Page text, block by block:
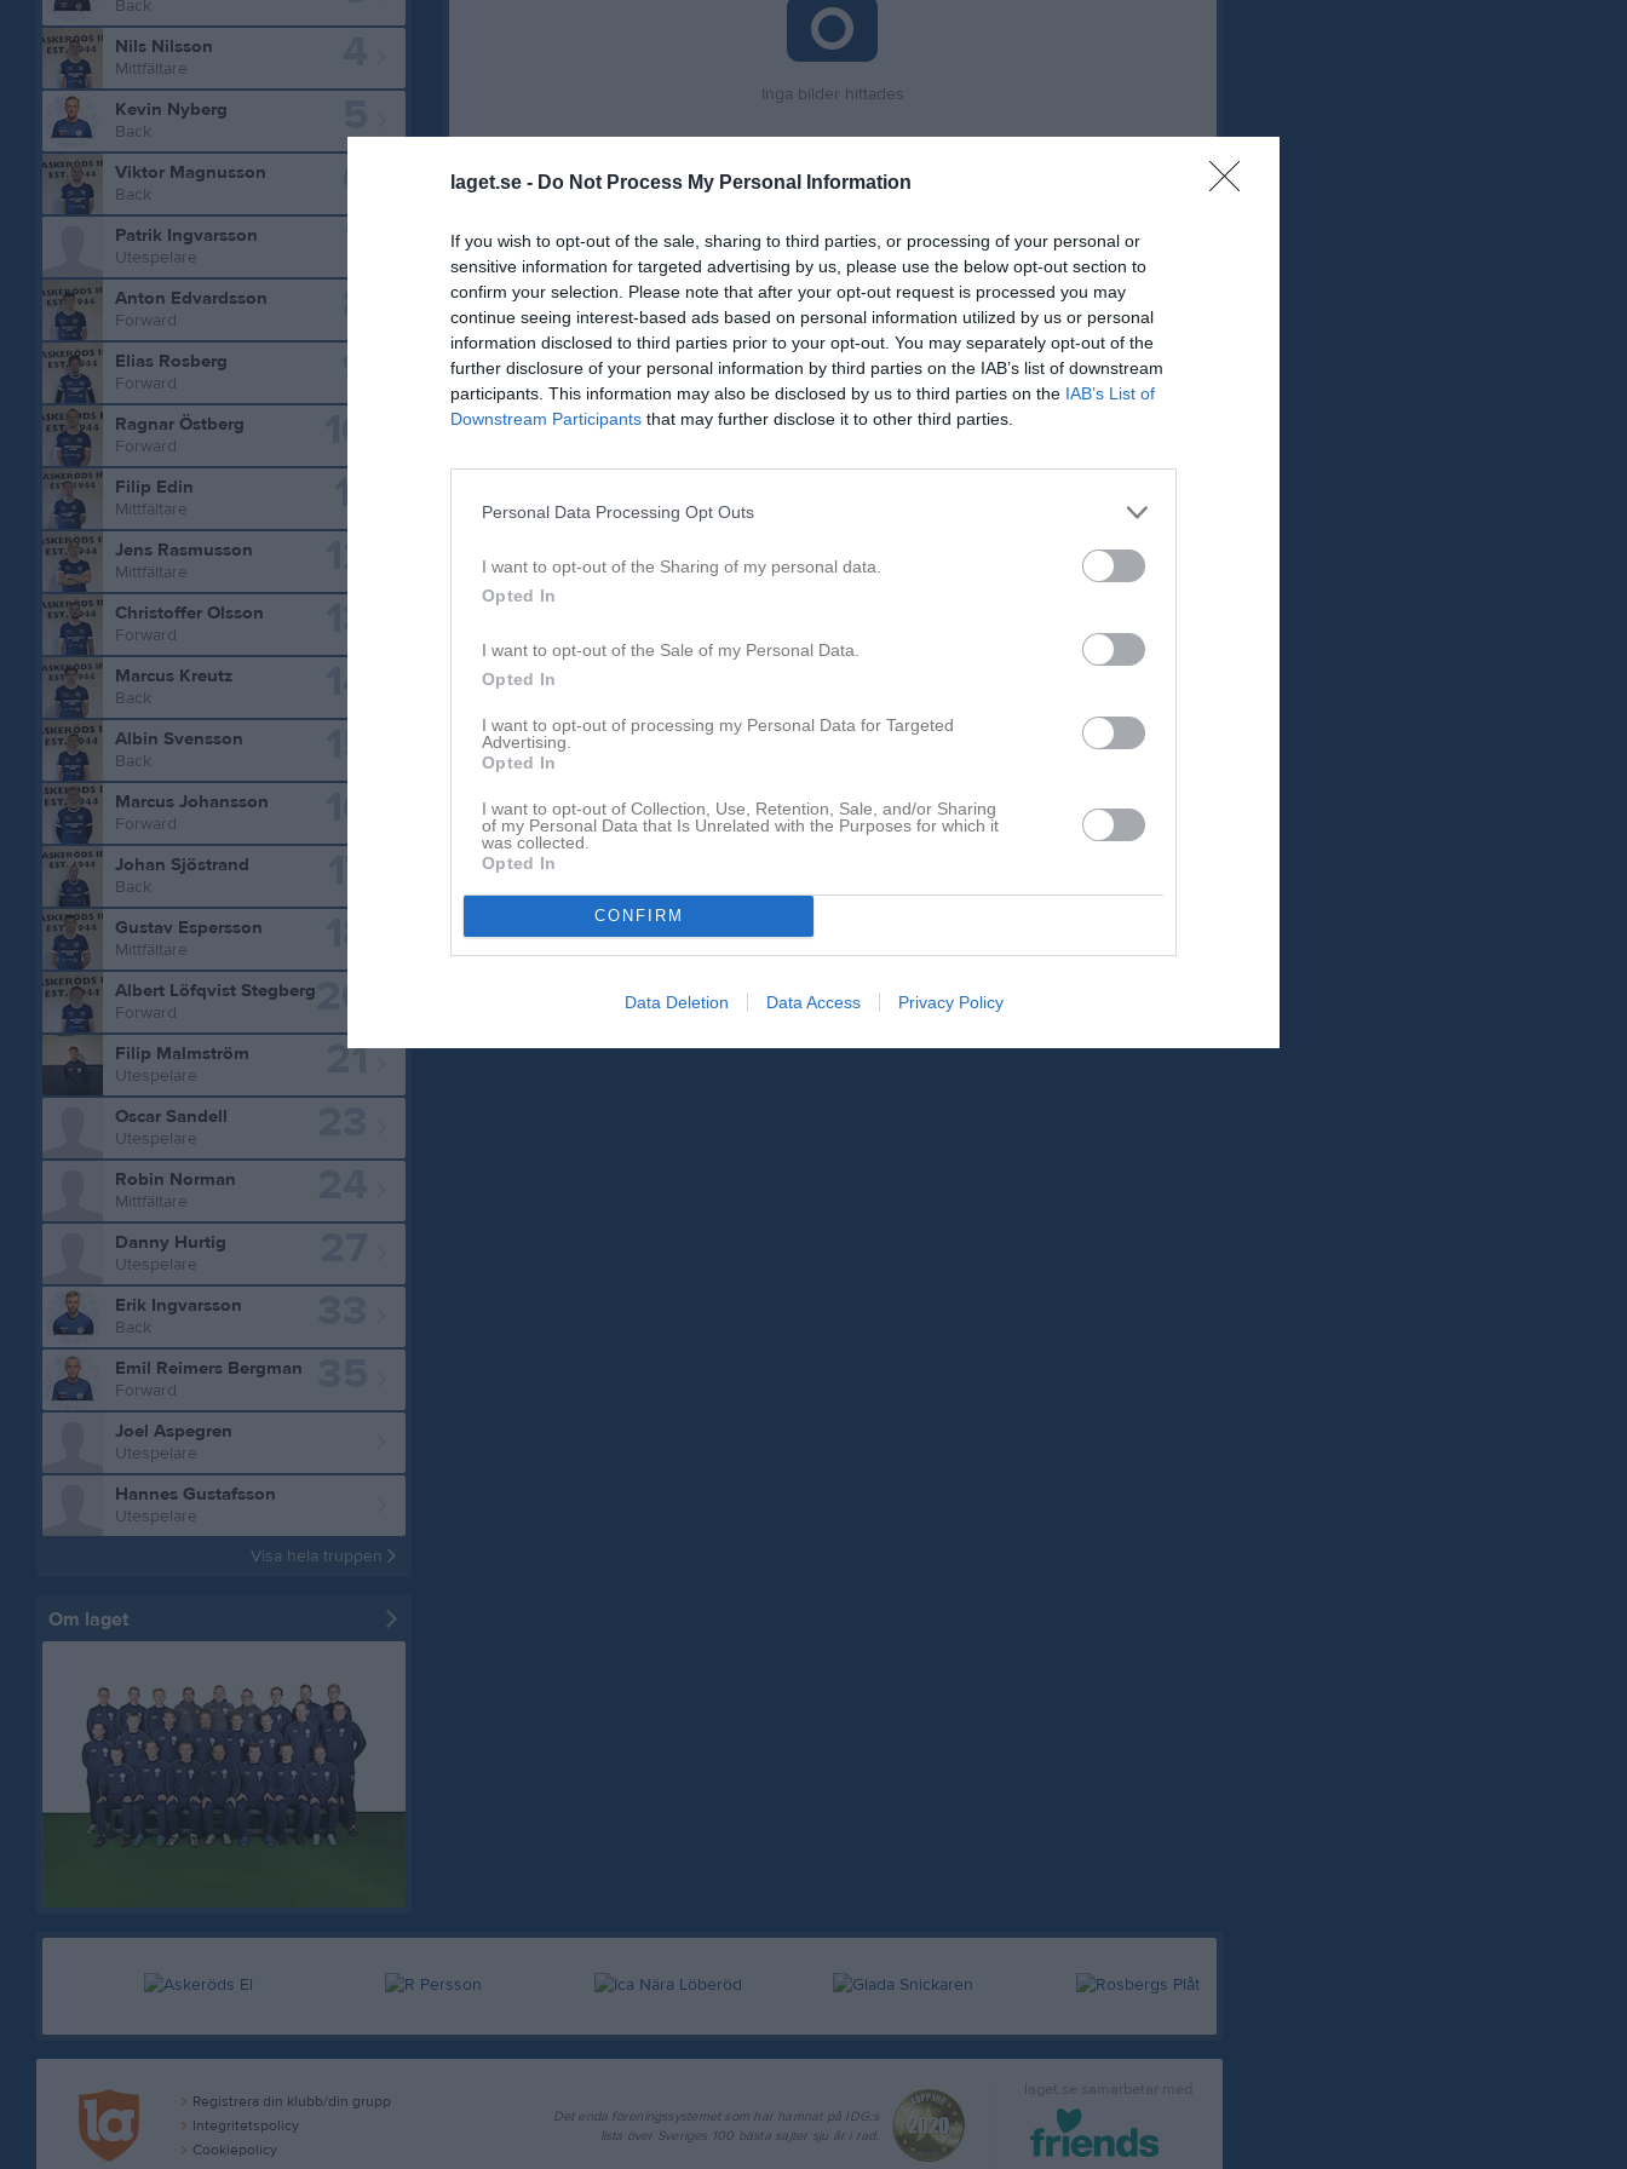
laget.se - Do Not Process My Personal Information
If you wish to opt-out of the sale, sharing to third parties, or processing of your personal or
sensitive information for targeted advertising by us, please use the below opt-out section to
confirm your selection. Please note that after your opt-out request is processed you may
continue seeing interest-based ads based on personal information utilized by us or personal
information disclosed to third parties prior to your opt-out. You may separately opt-out of the
further disclosure of your personal information by third parties on the IAB’s list of downstream
participants. This information may also be disclosed by us to third parties on the IAB’s List of
Downstream Participants that may further disclose it to other third parties.
Personal Data Processing Opt Outs
I want to opt-out of the Sharing of my personal data.
Opted In
I want to opt-out of the Sale of my Personal Data.
Opted In
I want to opt-out of processing my Personal Data for Targeted
Advertising.
Opted In
I want to opt-out of Collection, Use, Retention, Sale, and/or Sharing
of my Personal Data that Is Unrelated with the Purposes for which it
was collected.
Opted In
CONFIRM
Data Deletion Data Access Privacy Policy
Inga bilder hittades
Statistik för Joel Aspegren
Serie/Cup M G A GK RK
Skånskan Cup
1 0 0 0 0
Division 5 Herr Sydvästra Skåne
3 0 0 0 0
Division 3 Herr B Skåne Sydvästra A, vår
1 0 0 0 0
Total
5 0
Aktivitet för Joel Aspegren
Back
Nils Nilsson
Mittfältare
Kevin Nyberg
Back
Viktor Magnusson
Back
Patrik Ingvarsson
Utespelare
Anton Edvardsson
Forward
Elias Rosberg
Forward
Ragnar Östberg
Forward
Filip Edin
Mittfältare
Jens Rasmusson
Mittfältare
Christoffer Olsson
Forward
Marcus Kreutz
Back
Albin Svensson
Back
Marcus Johansson
Forward
Johan Sjöstrand
Back
Gustav Espersson
Mittfältare
Albert Löfqvist Stegberg
Forward
21
Filip Malmström
Utespelare
Oscar Sandell
Utespelare
Robin Norman
Mittfältare
Danny Hurtig
Utespelare
Erik Ingvarsson
Back
Emil Reimers Bergman
Forward
Joel Aspegren
Utespelare
Hannes Gustafsson
Utespelare
Visa hela truppen
Om laget
Registrera din klubb/din grupp
Integritetspolicy
Cookiepolicy
laget.se samarbetar med
Det enda föreningssystemet som har hamnat på IDG:s
lista över Sveriges 100 bästa sajter sju år i rad.